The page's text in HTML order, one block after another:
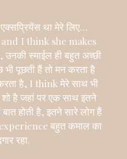
था मेरे लिए…
I think she makes
स्माईल ही बहुत अच्छी
पूछती हैं तो मन करता है
है, I think मेरे साथ भी
है जहां पर एक साथ इतने
होती है, इतने सारे लोग हैं
बहुत कमाल का
रहा.